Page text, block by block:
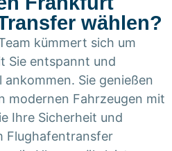
wählen?
kümmert sich um
Sie entspannt und
Sie genießen
modernen Fahrzeugen mit
Ihre Sicherheit und
Flughafentransfer